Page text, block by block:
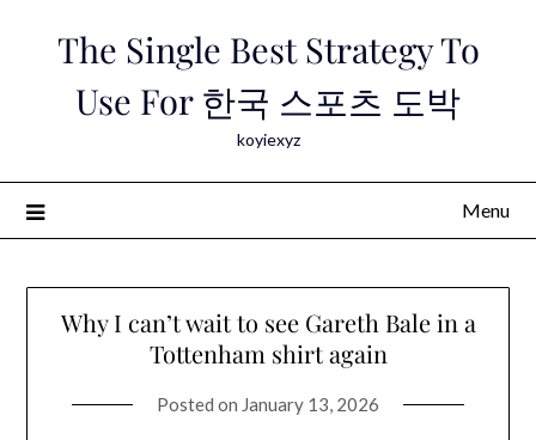
The Single Best Strategy To
Use For 한국 스포츠 도박
koyiexyz
Menu
Why I can’t wait to see Gareth Bale in a
Tottenham shirt again
Posted on January 13, 2026